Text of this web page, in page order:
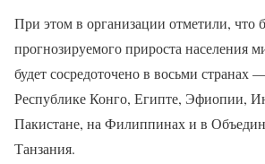
При этом в организации отметили, что
прогнозируемого прироста населения
будет сосредоточено в восьми странах
Республике Конго, Египте, Эфиопии,
Пакистане, на Филиппинах и в
Танзания.